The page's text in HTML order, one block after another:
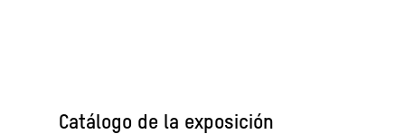
Catálogo de la exposición